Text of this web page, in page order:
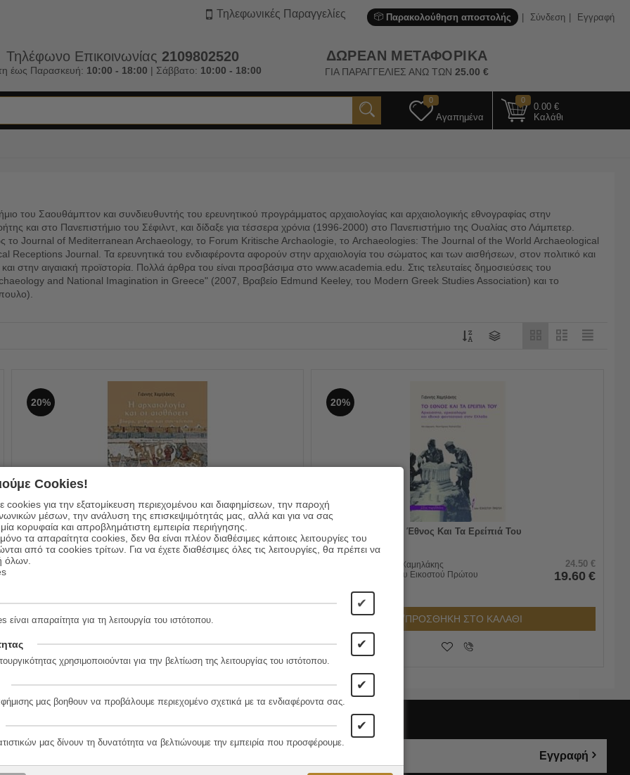
Παρακολούθηση αποστολής Σύνδεση Εγγραφή
Τηλεφωνικές Παραγγελίες
Τηλέφωνο Επικοινωνίας 2109802520
έως Παρασκευή: 10:00 - 18:00 | Σάββατο: 10:00 - 18:00
ΔΩΡΕΑΝ ΜΕΤΑΦΟΡΙΚΑ
ΓΙΑ ΠΑΡΑΓΓΕΛΙΕΣ ΑΝΩ ΤΩΝ25.00 €
0
Αγαπημένα
0
0.00 €
Καλάθι
του Σαουθάμπτον και συνδιευθυντής του ερευνητικού προγράμματος αρχαιολογίας και αρχαιολογικής εθνογραφίας στην
και στο Πανεπιστήμιο του Σέφιλντ, και δίδαξε για τέσσερα χρόνια (1996-2000) στο Πανεπιστήμιο της Ουαλίας στο Λάμπετερ.
το Journal of Mediterranean Archaeology, το Forum Kritische Archaologie, το Archaeologies: The Journal of the World Archaeological
Journal. Τα ερευνητικά του ενδιαφέροντα αφορούν στην αρχαιολογία του σώματος και των αισθήσεων, στον πολιτικό και
στην αιγαιακή προϊστορία. Πολλά άρθρα του είναι προσβάσιμα στο www.academia.edu. Στις τελευταίες δημοσιεύσεις του
and National Imagination in Greece" (2007, Βραβείο Edmund Keeley, του Modern Greek Studies Association) και το
20%
Η Αρχαιολογία Και Οι Αισθήσεις
Συγγραφέας:
ΠΡΟΣΘΗΚΗ ΣΤΟ ΚΑΛΑΘΙ
20%
Το Έθνος Και Τα Ερείπιά Του
Γιάννης Χαμηλάκης
Εκδόσεις του Εικοστού Πρώτου
24.50 €
19.60 €
ΠΡΟΣΘΗΚΗ ΣΤΟ ΚΑΛΑΘΙ
μας!
Εγγραφή
Cookies!
cookies για την εξατομίκευση περιεχομένου και διαφημίσεων, την παροχή
μέσων, την ανάλυση της επισκεψιμότητάς μας, αλλά και για να σας
κορυφαία και απροβλημάτιστη εμπειρία περιήγησης.
τα απαραίτητα cookies, δεν θα είναι πλέον διαθέσιμες κάποιες λειτουργίες του
από τα cookies τρίτων. Για να έχετε διαθέσιμες όλες τις λειτουργίες, θα πρέπει να
όλων.
✔
είναι απαραίτητα για τη λειτουργία του ιστότοπου.
✔
χρησιμοποιούνται για την βελτίωση της λειτουργίας του ιστότοπου.
✔
μας βοηθουν να προβάλουμε περιεχομένο σχετικά με τα ενδιαφέροντα σας.
✔
μας δίνουν τη δυνατότητα να βελτιώνουμε την εμπειρία που προσφέρουμε.